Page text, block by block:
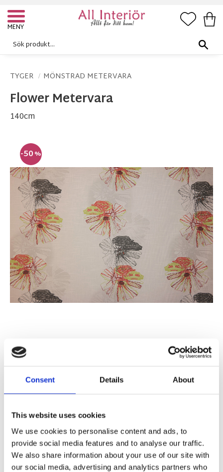
Consent Details About
This website uses cookies
We use cookies to personalise content and ads, to
provide social media features and to analyse our traffic.
We also share information about your use of our site with
our social media, advertising and analytics partners who
Meny
TYGER MÖNSTRAD METERVARA
Flower Metervara
140cm
50%
Nedsatt pris:
60
m
Lagerstatus 5.7 m i lager Artikelnr 5822-00-43 Tillverkare
Gunnar Winter